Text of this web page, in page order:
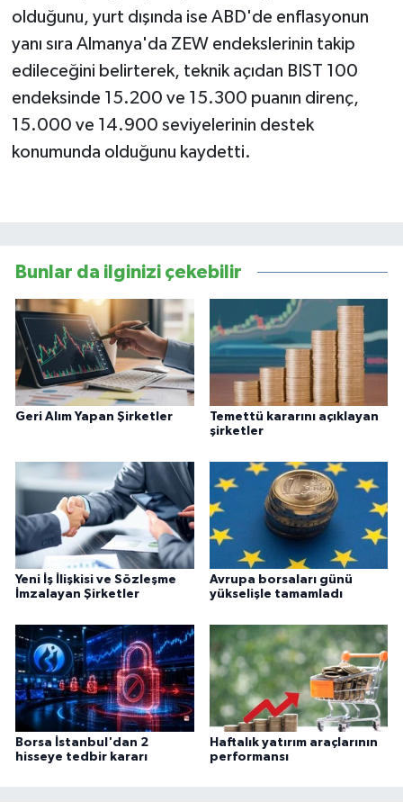
olduğunu, yurt dışında ise ABD'de enflasyonun
yanı sıra Almanya'da ZEW endekslerinin takip
edileceğini belirterek, teknik açıdan BIST 100
endeksinde 15.200 ve 15.300 puanın direnç,
15.000 ve 14.900 seviyelerinin destek
konumunda olduğunu kaydetti.
Bunlar da ilginizi çekebilir
Geri Alım Yapan Şirketler
Temettü kararını açıklayan
şirketler
Yeni İş İlişkisi ve Sözleşme
İmzalayan Şirketler
Avrupa borsaları günü
yükselişle tamamladı
Borsa İstanbul'dan 2
hisseye tedbir kararı
Haftalık yatırım araçlarının
performansı